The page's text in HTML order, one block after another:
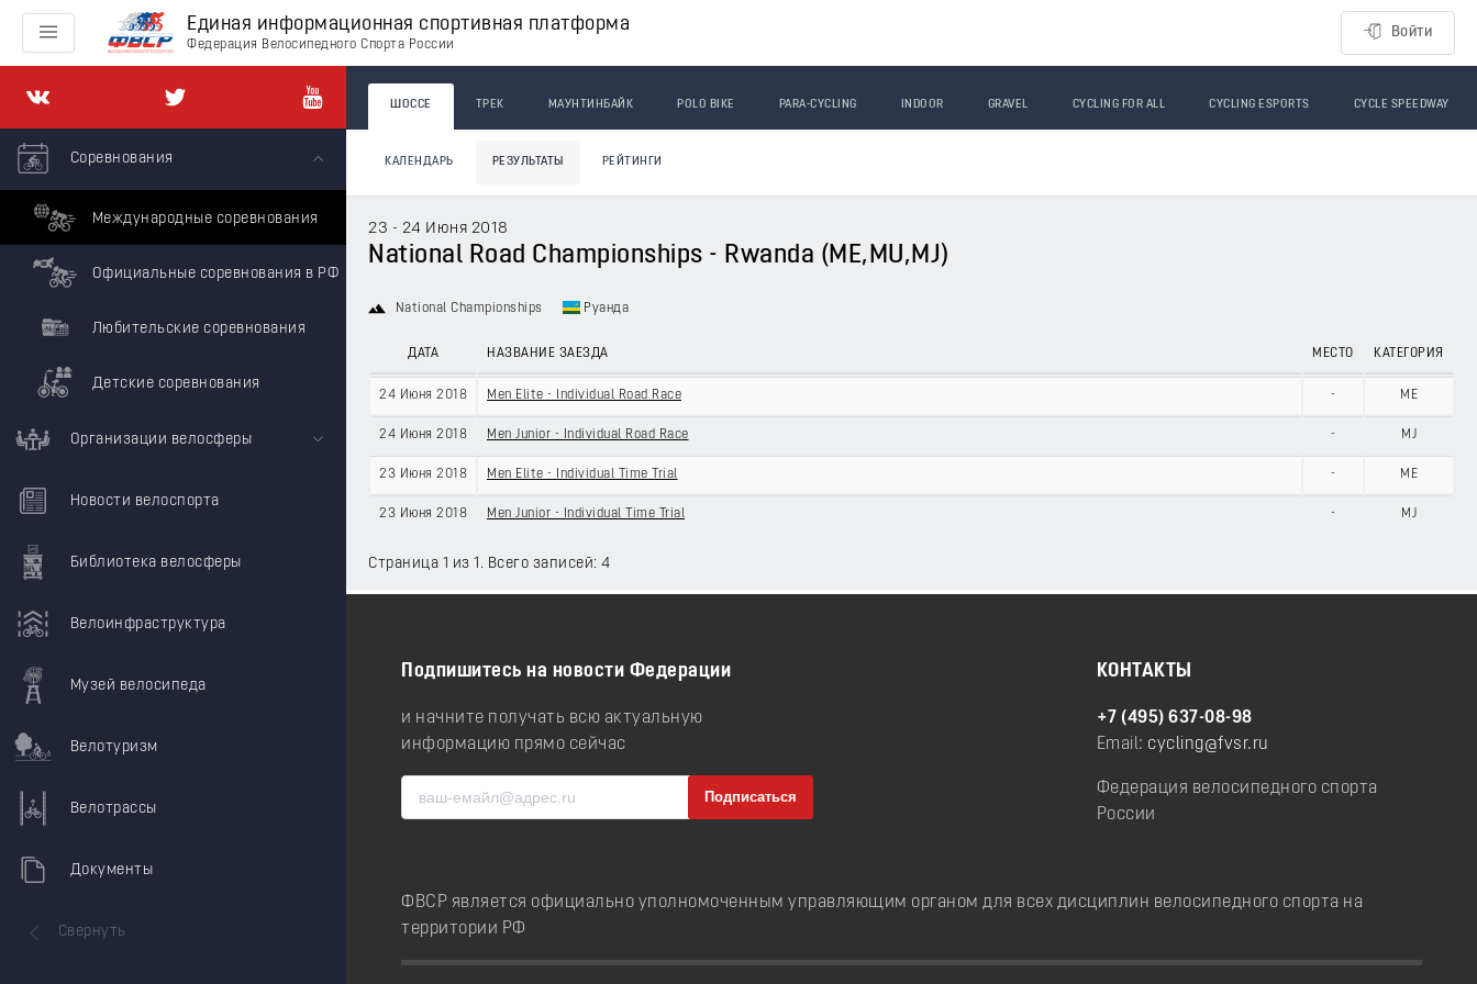
Единая информационная спортивная платформа
Федерация Велосипедного Спорта России
Войти
Соревнования
Международные соревнования
Официальные соревнования в РФ
Любительские соревнования
Детские соревнования
Организации велосферы
Новости велоспорта
Библиотека велосферы
Велоинфраструктура
Музей велосипеда
Велотуризм
Велотрассы
Документы
Свернуть
ШОССЕ ТРЕК МАУНТИНБАЙК POLO BIKE PARA-CYCLING INDOOR GRAVEL CYCLING FOR ALL CYCLING ESPORTS CYCLE SPEEDWAY
КАЛЕНДАРЬ РЕЗУЛЬТАТЫ РЕЙТИНГИ
23 - 24 Июня 2018
National Road Championships - Rwanda (ME,MU,MJ)
National Championships Руанда
ДАТА НАЗВАНИЕ ЗАЕЗДА МЕСТО КАТЕГОРИЯ
24 Июня 2018 Men Elite - Individual Road Race - ME
24 Июня 2018 Men Junior - Individual Road Race - MJ
23 Июня 2018 Men Elite - Individual Time Trial - ME
23 Июня 2018 Men Junior - Individual Time Trial - MJ
Страница 1 из 1. Всего записей: 4
Подпишитесь на новости Федерации
и начните получать всю актуальную
информацию прямо сейчас
КОНТАКТЫ
+7 (495) 637-08-98
Email: cycling@fvsr.ru
Федерация велосипедного спорта
России
ФВСР является официально уполномоченным управляющим органом для всех дисциплин велосипедного спорта на
территории РФ